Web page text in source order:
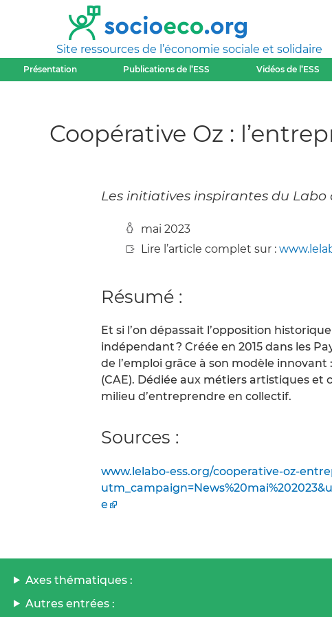
Site ressources de l’économie sociale et solidaire
Présentation Publications de l’ESS Vidéos de l’ESS
Coopérative Oz :
Les initiatives inspirantes du Labo
mai 2023
Lire l’article complet sur :
Résumé :
Et si l’on dépassait l’opposition
indépendant ? Créée en 2015 dans les
de l’emploi grâce à son modèle
(CAE). Dédiée aux métiers artistiques et
milieu d’entreprendre en collectif.
Sources :
www.lelabo-ess.org/cooperative-oz-
e
Axes thématiques :
Autres entrées :